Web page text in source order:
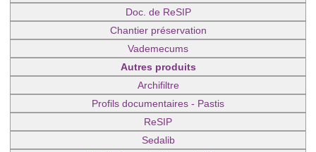
Doc. de ReSIP
Chantier préservation
Vademecums
Autres produits
Archifiltre
Profils documentaires - Pastis
ReSIP
Sedalib